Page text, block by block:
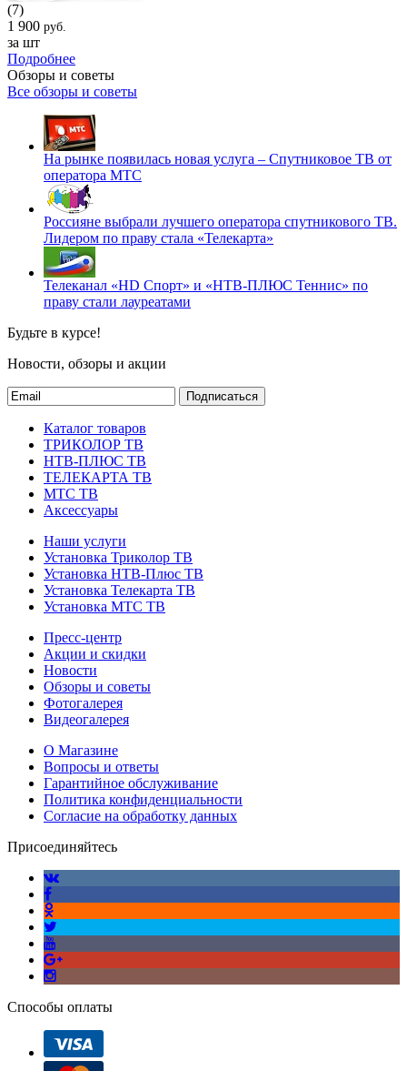
(7)
1 900 руб.
за шт
Подробнее
Обзоры и советы
Все обзоры и советы
На рынке появилась новая услуга – Спутниковое ТВ от
оператора МТС
Россияне выбрали лучшего оператора спутникового ТВ.
Лидером по праву стала «Телекарта»
Телеканал «HD Спорт» и «НТВ-ПЛЮС Теннис» по
праву стали лауреатами
Будьте в курсе!
Новости, обзоры и акции
Подписаться
Каталог товаров
ТРИКОЛОР ТВ
НТВ-ПЛЮС ТВ
ТЕЛЕКАРТА ТВ
МТС ТВ
Аксессуары
Наши услуги
Установка Триколор ТВ
Установка НТВ-Плюс ТВ
Установка Телекарта ТВ
Установка МТС ТВ
Пресс-центр
Акции и скидки
Новости
Обзоры и советы
Фотогалерея
Видеогалерея
О Магазине
Вопросы и ответы
Гарантийное обслуживание
Политика конфиденциальности
Согласие на обработку данных
Присоединяйтесь
Способы оплаты